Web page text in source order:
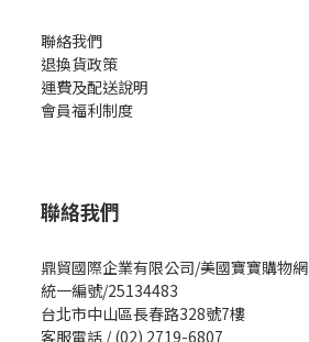
聯絡我們
退換貨政策
運費及配送說明
會員福利制度
聯絡我們
鼎貿國際企業有限公司/美國寶寶購物網
統一編號/25134483
台北市中山區長春路328號7樓
客服電話 / (02) 2719-6807